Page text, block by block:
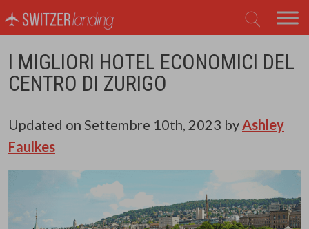
Navigazione principale
I MIGLIORI HOTEL ECONOMICI DEL
CENTRO DI ZURIGO
Updated on Settembre 10th, 2023 byAshley
Faulkes